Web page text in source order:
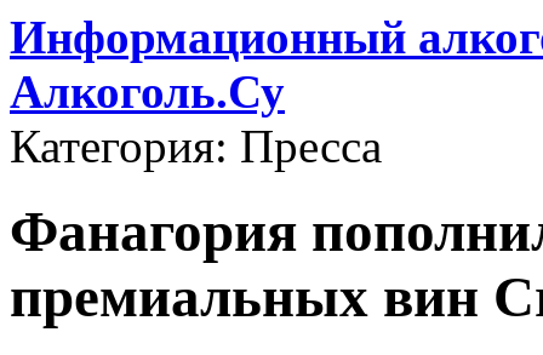
Информационный
Алкоголь.Су
Категория: Пресса
Фанагория
премиальных вин